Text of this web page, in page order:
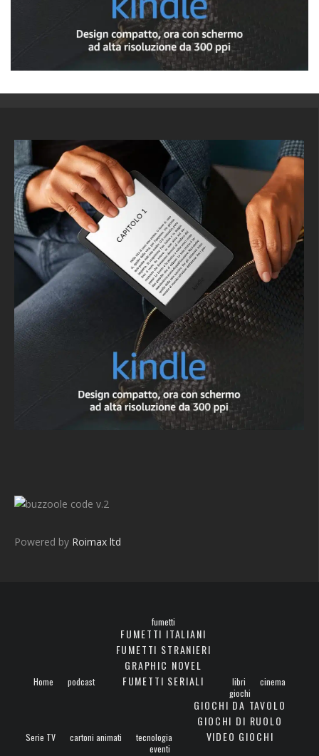
v.2
Powered by Roimax ltd
Home podcast
fumetti
FUMETTI ITALIANI
FUMETTI STRANIERI
GRAPHIC NOVEL
FUMETTI SERIALI
libri cinema
Serie TV cartoni animati tecnologia
giochi
GIOCHI DA TAVOLO
GIOCHI DI RUOLO
VIDEO GIOCHI
eventi